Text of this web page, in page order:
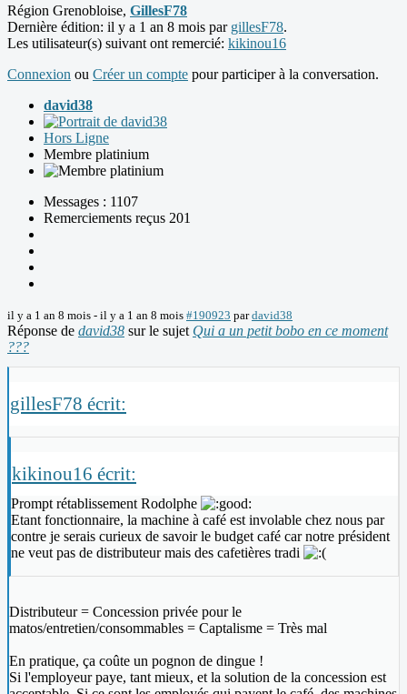
Région Grenobloise, GillesF78
Dernière édition: il y a 1 an 8 mois par gillesF78.
Les utilisateur(s) suivant ont remercié: kikinou16
Connexion ou Créer un compte pour participer à la conversation.
david38
Hors Ligne
Membre platinium
Messages : 1107
Remerciements reçus 201
il y a 1 an 8 mois - il y a 1 an 8 mois #190923 pardavid38
Réponse de david38 sur le sujet Qui a un petit bobo en ce moment
???
gillesF78 écrit:
kikinou16 écrit:
Prompt rétablissement Rodolphe
Etant fonctionnaire, la machine à café est involable chez nous par
contre je serais curieux de savoir le budget café car notre président
ne veut pas de distributeur mais des cafetières tradi
Distributeur = Concession privée pour le
matos/entretien/consommables = Captalisme = Très mal
En pratique, ça coûte un pognon de dingue !
Si l'employeur paye, tant mieux, et la solution de la concession est